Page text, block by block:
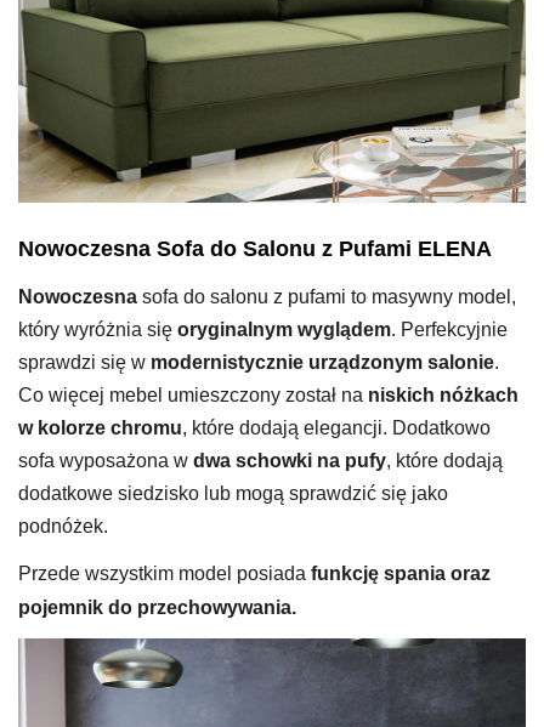
Nowoczesna Sofa do Salonu z Pufami ELENA
Nowoczesna sofa do salonu z pufami to masywny model,
który wyróżnia się oryginalnym wyglądem. Perfekcyjnie
sprawdzi się w modernistycznie urządzonym salonie.
Co więcej mebel umieszczony został na niskich nóżkach
w kolorze chromu, które dodają elegancji. Dodatkowo
sofa wyposażona w dwa schowki na pufy, które dodają
dodatkowe siedzisko lub mogą sprawdzić się jako
podnóżek.
Przede wszystkim model posiada funkcję spania oraz
pojemnik do przechowywania.